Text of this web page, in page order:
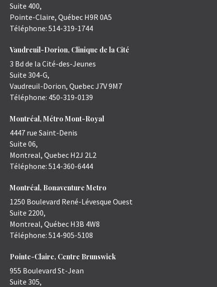
Suite 400,
Pointe-Claire, Québec H9R 0A5
Téléphone: 514-319-1744
Vaudreuil-Dorion, Clinique de la Cité
3 Bd de la Cité-des-Jeunes
Suite 304-G,
Vaudreuil-Dorion, QuebecJ7V 9M7
Téléphone: 450-319-0139
Montréal, Métro Mont-Royal
4447 rue Saint-Denis
Suite 06,
Montreal, Quebec H2J 2L2
Téléphone: 514-360-6444
Montréal, Bonaventure Metro
1250 Boulevard René-Lévesque Ouest
Suite 2200,
Montreal, Québec H3B 4W8
Téléphone: 514-905-5108
Pointe-Claire, Centre Brunswick
955 Boulevard St-Jean
Suite 305,